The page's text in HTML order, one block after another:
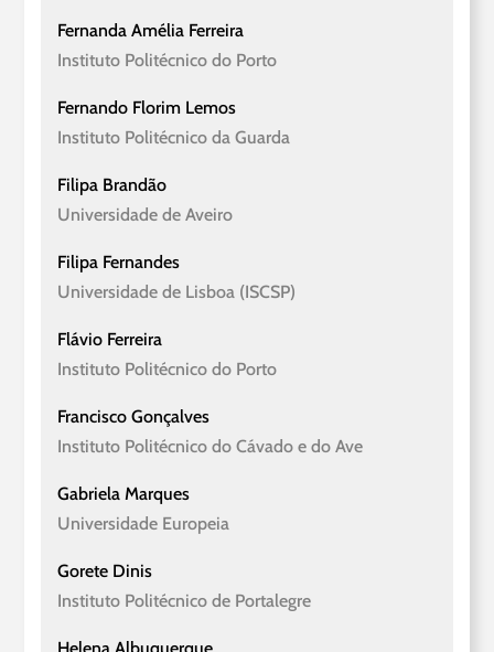
Fernanda Amélia Ferreira
Instituto Politécnico do Porto
Fernando Florim Lemos
Instituto Politécnico da Guarda
Filipa Brandão
Universidade de Aveiro
Filipa Fernandes
Universidade de Lisboa (ISCSP)
Flávio Ferreira
Instituto Politécnico do Porto
Francisco Gonçalves
Instituto Politécnico do Cávado e do Ave
Gabriela Marques
Universidade Europeia
Gorete Dinis
Instituto Politécnico de Portalegre